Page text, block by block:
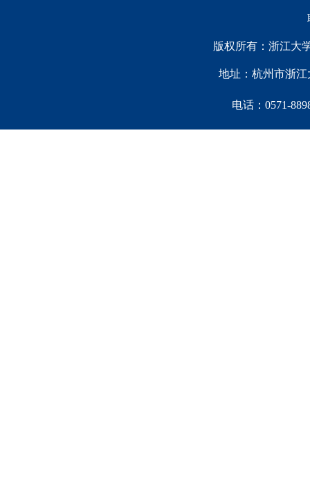
版权所有：浙江大
地址：杭州市浙江
电话：0571-